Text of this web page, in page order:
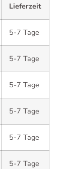
Lieferzeit
5-7 Tage
5-7 Tage
5-7 Tage
5-7 Tage
5-7 Tage
5-7 Tage